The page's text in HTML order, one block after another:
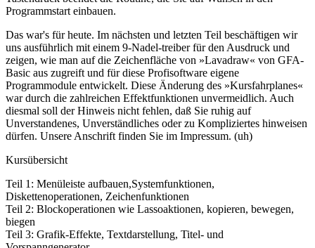
Programmstart einbauen.
Das war's für heute. Im nächsten und letzten Teil beschäftigen wir
uns ausführlich mit einem 9-Nadel-treiber für den Ausdruck und
zeigen, wie man auf die Zeichenfläche von »Lavadraw« von GFA-
Basic aus zugreift und für diese Profisoftware eigene
Programmodule entwickelt. Diese Änderung des »Kursfahrplanes«
war durch die zahlreichen Effektfunktionen unvermeidlich. Auch
diesmal soll der Hinweis nicht fehlen, daß Sie ruhig auf
Unverstandenes, Unverständliches oder zu Kompliziertes hinweisen
dürfen. Unsere Anschrift finden Sie im Impressum. (uh)
Kursübersicht
Teil 1: Menüleiste aufbauen,Systemfunktionen,
Diskettenoperationen, Zeichenfunktionen
Teil 2: Blockoperationen wie Lassoaktionen, kopieren, bewegen,
biegen
Teil 3: Grafik-Effekte, Textdarstellung, Titel- und